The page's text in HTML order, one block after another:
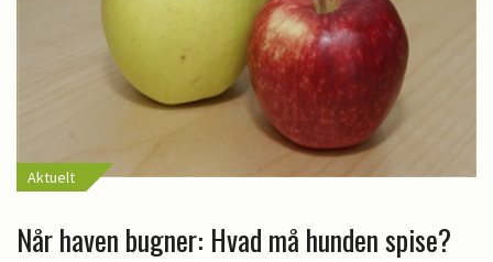
Aktuelt
Når haven bugner: Hvad må hunden spise?